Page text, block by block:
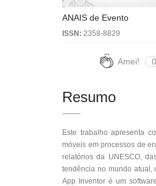
ANAIS de Evento
ISSN: 2358-8829
Amei! 0
Resumo
Este trabalho apresenta
móveis em processos de
relatórios da UNESCO,
tendência no mundo atual,
App Inventor é um